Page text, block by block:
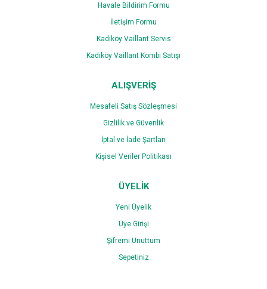
Gönder
Havale Bildirim Formu
İletişim Formu
Kadıköy Vaillant Servis
Kadıköy Vaillant Kombi Satışı
ALIŞVERİŞ
Mesafeli Satış Sözleşmesi
Gizlilik ve Güvenlik
İptal ve İade Şartları
Kişisel Veriler Politikası
ÜYELİK
Yeni Üyelik
Üye Girişi
Şifremi Unuttum
Sepetiniz